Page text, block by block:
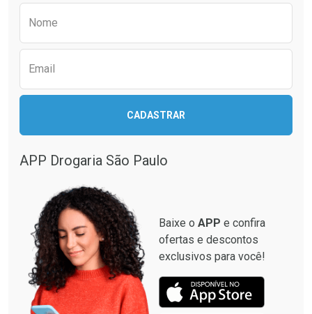
Nome
Email
CADASTRAR
APP Drogaria São Paulo
Baixe o APP e confira
ofertas e descontos
exclusivos para você!